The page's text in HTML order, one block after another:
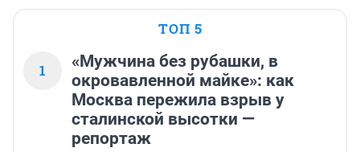
ТОП 5
1
«Мужчина без рубашки, в
окровавленной майке»: как
Москва пережила взрыв у
сталинской высотки —
репортаж